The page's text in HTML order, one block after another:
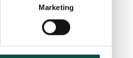
Marketing
minimaal 75%. We
niet zijn
we de oproep om